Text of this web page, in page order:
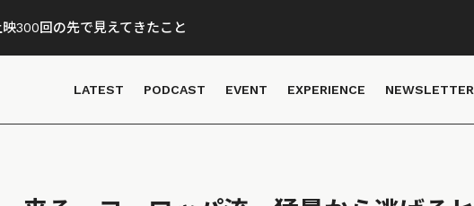
300回の先で見えてきたこと
LATEST PODCAST EVENT EXPERIENCE NEWSLETTER